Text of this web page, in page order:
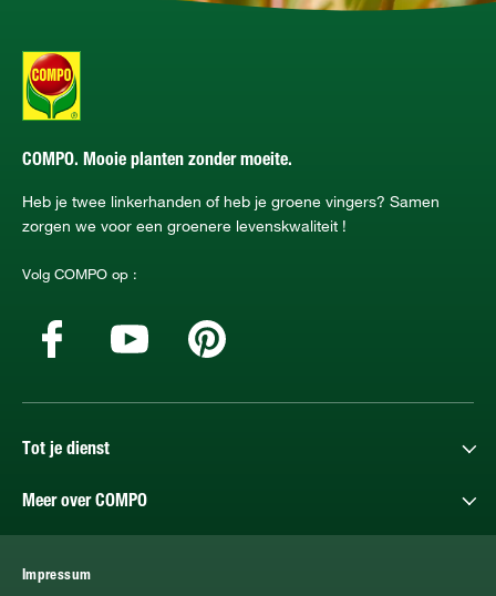
COMPO. Mooie planten zonder moeite.
Heb je twee linkerhanden of heb je groene vingers? Samen
zorgen we voor een groenere levenskwaliteit !
Volg COMPO op :
Tot je dienst
Meer over COMPO
Impressum